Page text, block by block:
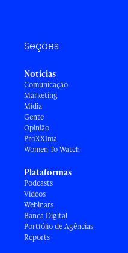
Seções
Notícias
Comunicação
Marketing
Mídia
Gente
Opinião
ProXXIma
Women To Watch
Plataformas
Podcasts
Vídeos
Webinars
Banca Digital
Portfólio de Agências
Reports